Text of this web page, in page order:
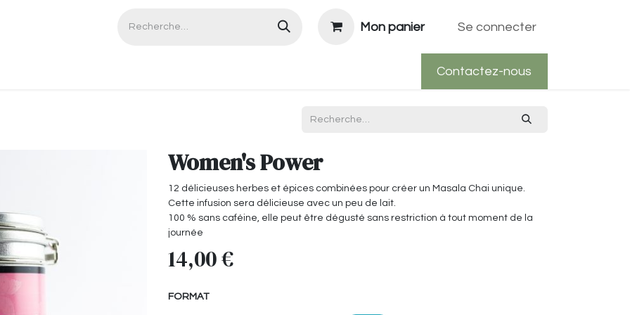
Mon panier Se connecter
Contactez-nous
Women's Power
12 délicieuses herbes et épices combinées pour créer un Masala Chai unique.
Cette infusion sera délicieuse avec un peu de lait.
100 % sans caféine, elle peut être dégusté sans restriction à tout moment de la
journée
14,00€
FORMAT